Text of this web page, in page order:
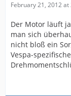
February 21, 2012 at
Der Motor läuft
man sich
nicht bloß ein
Vespa-